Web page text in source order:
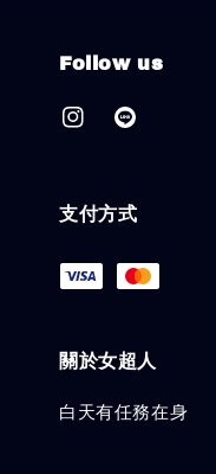
Follow us
支付方式
關於女超人
白天有任務在身